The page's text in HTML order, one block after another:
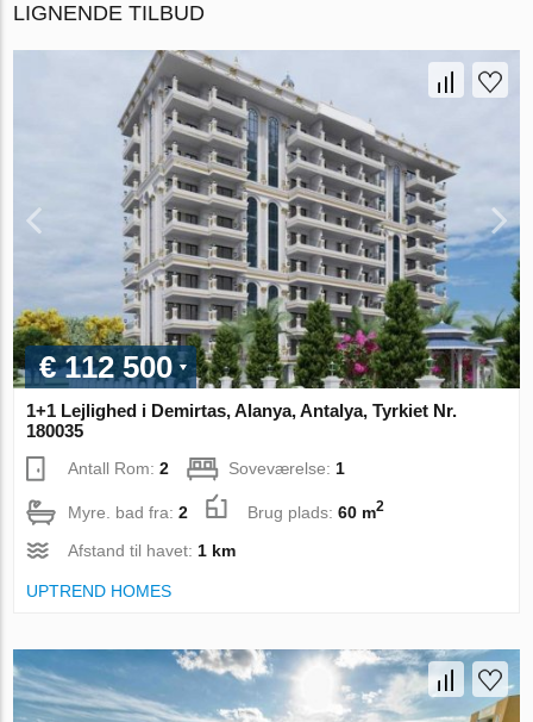
LIGNENDE TILBUD
€ 112 500
1+1 Lejlighed i Demirtas, Alanya, Antalya, Tyrkiet Nr.
180035
Antall Rom:2 Soveværelse: 1
Myre. bad fra:2 Brug plads:60 m2
Afstand til havet: 1 km
UPTREND HOMES